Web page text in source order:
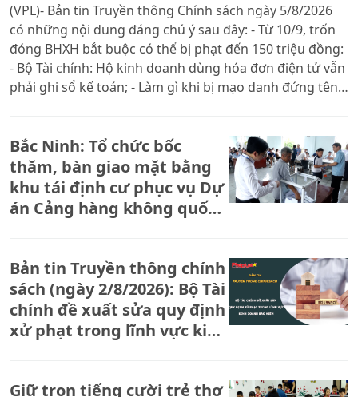
(VPL)- Bản tin Truyền thông Chính sách ngày 5/8/2026
có những nội dung đáng chú ý sau đây: - Từ 10/9, trốn
đóng BHXH bắt buộc có thể bị phạt đến 150 triệu đồng:
- Bộ Tài chính: Hộ kinh doanh dùng hóa đơn điện tử vẫn
phải ghi sổ kế toán; - Làm gì khi bị mạo danh đứng tên
Bắc Ninh: Tổ chức bốc
thăm, bàn giao mặt bằng
khu tái định cư phục vụ Dự
án Cảng hàng không quốc
Bản tin Truyền thông chính
sách (ngày 2/8/2026): Bộ Tài
chính đề xuất sửa quy định
xử phạt trong lĩnh vực kinh
Giữ trọn tiếng cười trẻ thơ